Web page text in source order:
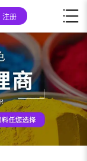
注册